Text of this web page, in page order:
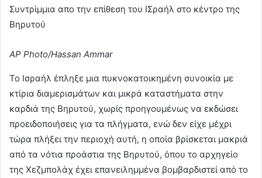
Συντρίμμια απο την επίθεση του ΙΣραήλ στο κέντρο της
Βηρυτού
AP Photo/Hassan Ammar
Το Ισραήλ έπληξε μια πυκνοκατοικημένη συνοικία με
κτίρια διαμερισμάτων και μικρά καταστήματα στην
καρδιά της Βηρυτού, χωρίς προηγουμένως να εκδώσει
προειδοποιήσεις για τα πλήγματα, ενώ δεν είχε μέχρι
τώρα πλήξει την περιοχή αυτή, η οποία βρίσκεται μακριά
από τα νότια προάστια της Βηρυτού, όπου το αρχηγείο
της Χεζμπολάχ έχει επανειλημμένα βομβαρδιστεί από το